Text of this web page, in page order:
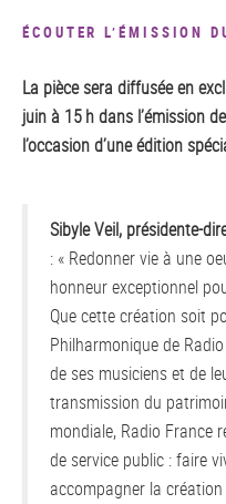
ÉCOUTER L’ÉMISSION
La pièce sera diffusée en
juin à 15 h dans l’émission de
l’occasion d’une édition
Sibyle Veil, présidente-
: « Redonner vie à une
honneur exceptionnel
Que cette création soit
Philharmonique de
de ses musiciens et de
transmission du
mondiale, Radio France
de service public : faire
accompagner la